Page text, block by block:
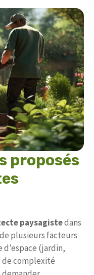
proposés
paysagistedans
plusieurs facteurs
(jardin,
de complexité